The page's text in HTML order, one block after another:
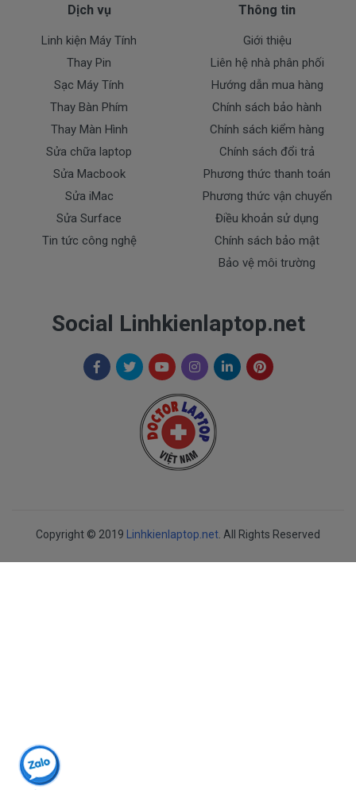
Dịch vụ
Linh kiện Máy Tính
Thay Pin
Sạc Máy Tính
Thay Bàn Phím
Thay Màn Hình
Sửa chữa laptop
Sửa Macbook
Sửa iMac
Sửa Surface
Tin tức công nghệ
Thông tin
Giới thiệu
Liên hệ nhà phân phối
Hướng dẫn mua hàng
Chính sách bảo hành
Chính sách kiểm hàng
Chính sách đổi trả
Phương thức thanh toán
Phương thức vận chuyển
Điều khoản sử dụng
Chính sách bảo mật
Bảo vệ môi trường
Social Linhkienlaptop.net
Copyright © 2019 Linhkienlaptop.net. All Rights Reserved